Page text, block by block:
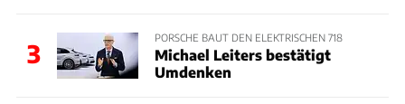
3
PORSCHE BAUT DEN ELEKTRISCHEN 718
Michael Leiters bestätigt
Umdenken